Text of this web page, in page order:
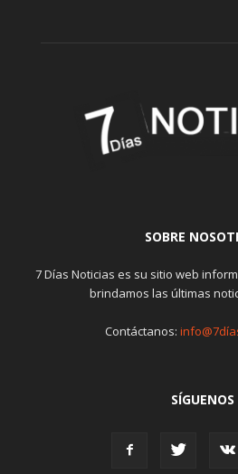
SOBRE
7 Días Noticias es su sitio web
brindamos las últimas
Contáctanos:
SÍGUENOS